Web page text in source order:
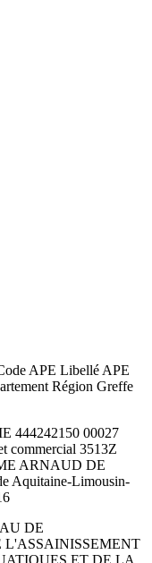
APE Libellé APE
Région Greffe
444242150 00027
commercial 3513Z
ARNAUD DE
Aquitaine-Limousin-
DE
L'ASSAINISSEMENT